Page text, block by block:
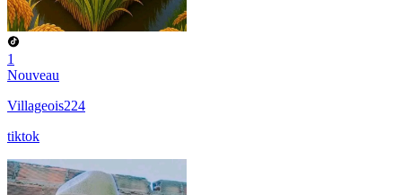
1
Nouveau
Villageois224
tiktok